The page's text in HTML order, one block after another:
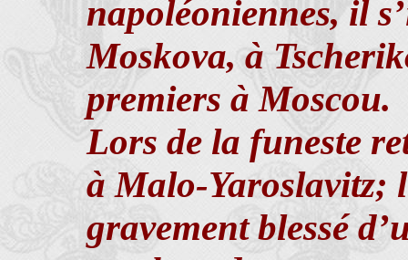
napoléoniennes, il
Moskova, à
premiers à Moscou.
Lors de la funeste
à Malo-Yaroslavitz;
gravement blessé